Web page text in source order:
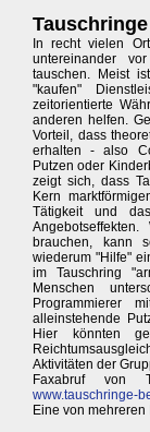
Tauschringe
In recht vielen
untereinander
tauschen. Meist
"kaufen"
zeitorientierte
anderen helfen.
Vorteil, dass
erhalten - also
Putzen oder
zeigt sich, dass
Kern
Tätigkeit und
brauchen, kann
wiederum "Hilfe"
im Tauschring
Menschen
Programmierer
alleinstehende
Hier könnten
Aktivitäten der
Faxabruf von
www.tauschringe-
Eine von mehreren